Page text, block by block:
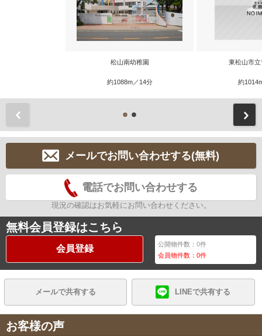
松山南幼稚園
約1088m／14分
東松山市
約
メールでお問い合わせする(無料)
電話でお問い合わせする
現況の確認はお気軽にお問い合わせください。
無料会員登録はこちら
会員登録 公開物件数：0件
会員物件数：0件
メールで共有する LINEで共有する
お客様の声